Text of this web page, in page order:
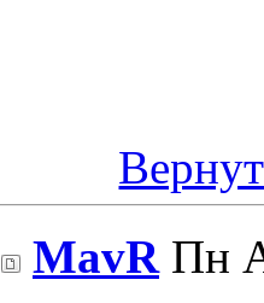
MavRПн